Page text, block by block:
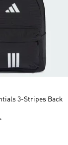
3-Stripes Back